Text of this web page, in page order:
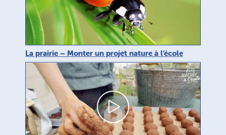
La prairie – Monter un projet nature à l’école